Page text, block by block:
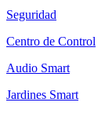
Seguridad
Centro de Control
Audio Smart
Jardines Smart